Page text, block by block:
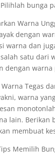
bunga
Warna
dengan
warna dan
satu dari
dengan
Tegas
warna
lain.
membuat
Memilih